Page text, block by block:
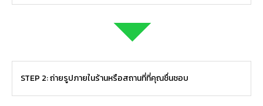
STEP 2: ถ่ายรูปภายในร้านหรือสถานที่ที่คุณชื่นชอบ